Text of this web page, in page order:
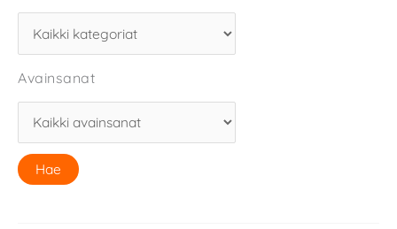
Avainsanat